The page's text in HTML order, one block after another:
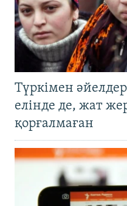
Түркімен
елінде де, жат
қорғалмаған